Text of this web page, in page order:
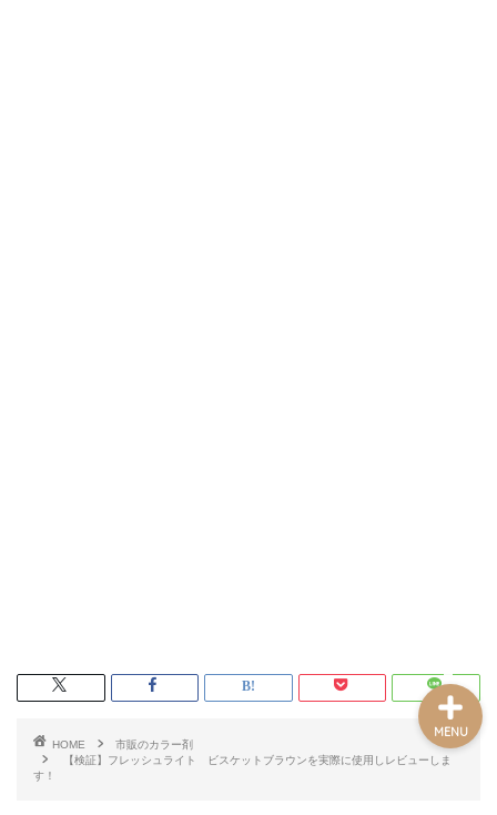
HOME
市販のカラー剤
【検証】フレッシュライト ビスケットブラウンを実際に使用しレビューしま
す！
MENU